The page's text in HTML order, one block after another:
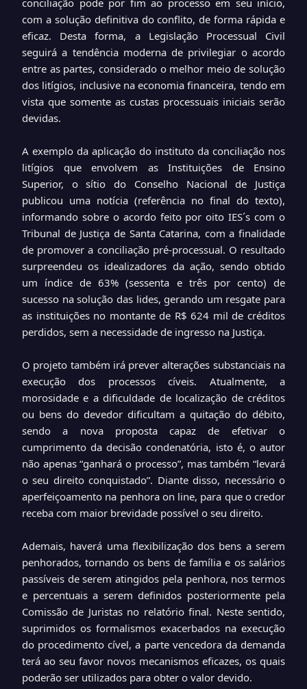
conciliação pode por fim ao processo em seu início,
com a solução definitiva do conflito, de forma rápida e
eficaz. Desta forma, a Legislação Processual Civil
seguirá a tendência moderna de privilegiar o acordo
entre as partes, considerado o melhor meio de solução
dos litígios, inclusive na economia financeira, tendo em
vista que somente as custas processuais iniciais serão
devidas.
A exemplo da aplicação do instituto da conciliação nos
litígios que envolvem as Instituições de Ensino
Superior, o sítio do Conselho Nacional de Justiça
publicou uma notícia (referência no final do texto),
informando sobre o acordo feito por oito IES´s com o
Tribunal de Justiça de Santa Catarina, com a finalidade
de promover a conciliação pré-processual. O resultado
surpreendeu os idealizadores da ação, sendo obtido
um índice de 63% (sessenta e três por cento) de
sucesso na solução das lides, gerando um resgate para
as instituições no montante de R$ 624 mil de créditos
perdidos, sem a necessidade de ingresso na Justiça.
O projeto também irá prever alterações substanciais na
execução dos processos cíveis. Atualmente, a
morosidade e a dificuldade de localização de créditos
ou bens do devedor dificultam a quitação do débito,
sendo a nova proposta capaz de efetivar o
cumprimento da decisão condenatória, isto é, o autor
não apenas “ganhará o processo”, mas também “levará
o seu direito conquistado”. Diante disso, necessário o
aperfeiçoamento na penhora on line, para que o credor
receba com maior brevidade possível o seu direito.
Ademais, haverá uma flexibilização dos bens a serem
penhorados, tornando os bens de família e os salários
passíveis de serem atingidos pela penhora, nos termos
e percentuais a serem definidos posteriormente pela
Comissão de Juristas no relatório final. Neste sentido,
suprimidos os formalismos exacerbados na execução
do procedimento cível, a parte vencedora da demanda
terá ao seu favor novos mecanismos eficazes, os quais
poderão ser utilizados para obter o valor devido.